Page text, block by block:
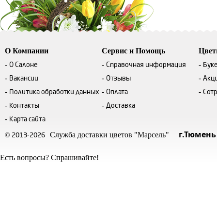
О Компании
О Салоне
Вакансии
Политика обработки данных
Контакты
Карта сайта
Сервис и Помощь
Справочная информация
Отзывы
Оплата
Доставка
© 2013-2026 Служба доставки цветов "Марсель" г.Тюмень
Есть вопросы? Спрашивайте!